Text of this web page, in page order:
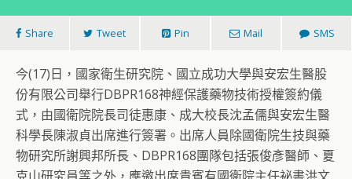
Share Tweet Pin Mail SMS
今(17)日，國家衛生研究院、國立成功大學與安宏生醫股
份有限公司舉行DBPR168神經保護藥物技術授權簽約儀
式，由國衛院院長司徒惠康、成大校長沈孟儒與安宏生醫
科學長陳淑貞出席進行簽署。出席人員除國衛院生技與藥
物研究所謝興邦所長、DBPR168團隊包括張俊彥醫師、夏